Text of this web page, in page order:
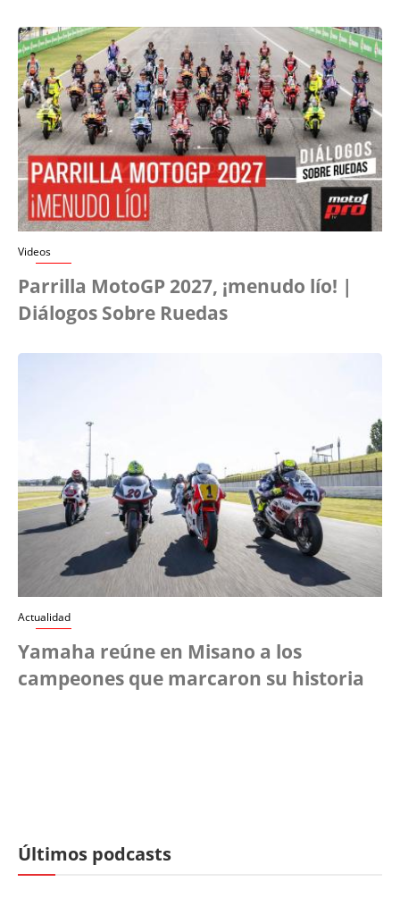
Videos
Parrilla MotoGP 2027, ¡menudo lío! |
Diálogos Sobre Ruedas
Actualidad
Yamaha reúne en Misano a los
campeones que marcaron su historia
Últimos podcasts